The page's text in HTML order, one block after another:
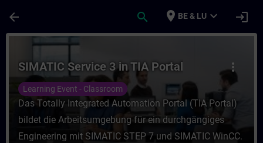
arrow_back search place BE & LU expand_more login
Kurs - SIMATIC Service 3 in TIA Portal -
more_vert
SIMATIC Service 3 in TIA Portal
Learning Event - Classroom
Das Totally Integrated Automation Portal (TIA Portal)
bildet die Arbeitsumgebung für ein durchgängiges
Engineering mit SIMATIC STEP 7 und SIMATIC WinCC.